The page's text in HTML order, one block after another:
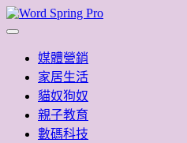
Skip
to
媒體營銷
家居生活
貓奴狗奴
親子教育
數碼科技